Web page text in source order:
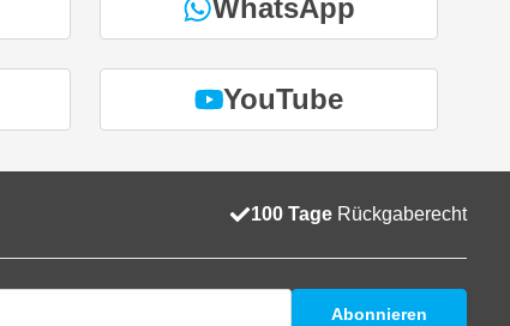
WhatsApp
YouTube
100 Tage Rückgaberecht
Abonnieren